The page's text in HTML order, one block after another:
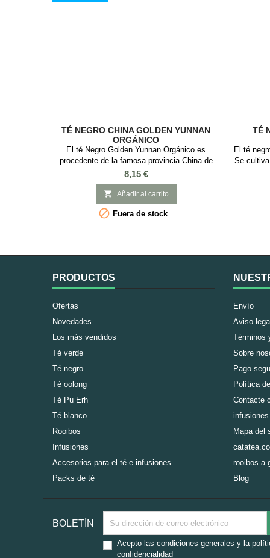
TÉ NEGRO CHINA GOLDEN YUNNAN
ORGÁNICO
El té Negro Golden Yunnan Orgánico es
procedente de la famosa provincia China de
Yunnan. Es un excelente té chino con notas
terrosas agradables suaves y sutiles. Formado
por muchos brotes dorados y diferentes
matices en el gusto a notas que recuerdan al
cacao. Es un té ideal para tomarlo por la
Precio
8,15 €
 Añadir al carrito
 Fuera de stock
TÉ
El té
Se
la
PRODUCTOS
Ofertas
Novedades
Los más vendidos
Té verde
Té negro
Té oolong
Té Pu Erh
Té blanco
Rooibos
Infusiones
Accesorios para el té e infusiones
Packs de té
Envío
Aviso legal
Términos
Sobre
Pago
Política
Contacte
infusiones
Mapa del
rooibos a
Blog
BOLETÍN
Acepto las condiciones generales y la
confidencialidad